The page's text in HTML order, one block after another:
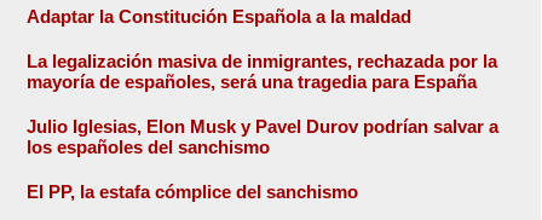
Adaptar la Constitución Española a la maldad
La legalización masiva de inmigrantes, rechazada por la
mayoría de españoles, será una tragedia para España
Julio Iglesias, Elon Musk y Pavel Durov podrían salvar a
los españoles del sanchismo
El PP, la estafa cómplice del sanchismo